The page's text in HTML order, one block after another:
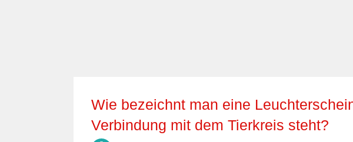
Wie bezeichnt man eine Leuchterscheinung, die in
Verbindung mit dem Tierkreis steht?